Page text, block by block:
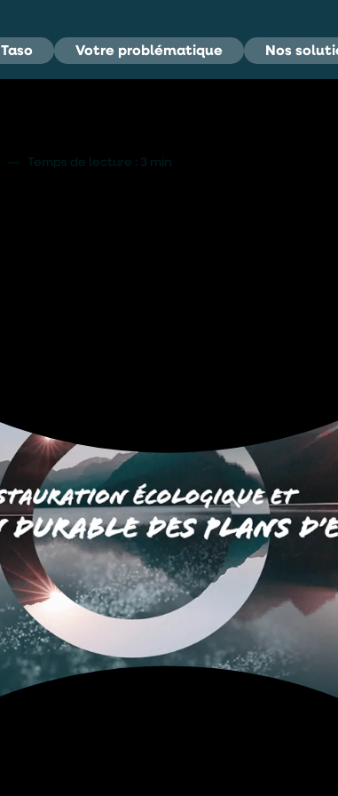
Taso Votre problématique Nos
Étangs
— Temps de lecture : 3 min
de la . Présents dans
et vital.
à une multitude d’espèces. Parmi elles,